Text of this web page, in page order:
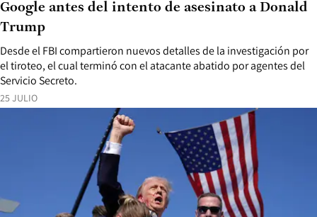
25 JULIO
Desde el FBI compartieron nuevos detalles de la investigación por
el tiroteo, el cual terminó con el atacante abatido por agentes del
Servicio Secreto.
Google antes del intento de asesinato a Donald
Trump